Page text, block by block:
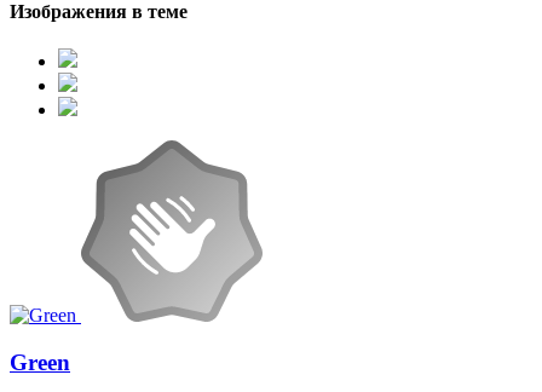
Изображения в теме
Green